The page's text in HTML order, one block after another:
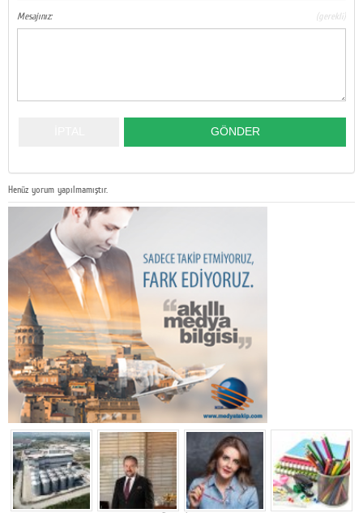
Mesajınız: (gerekli)
Henüz yorum yapılmamıştır.